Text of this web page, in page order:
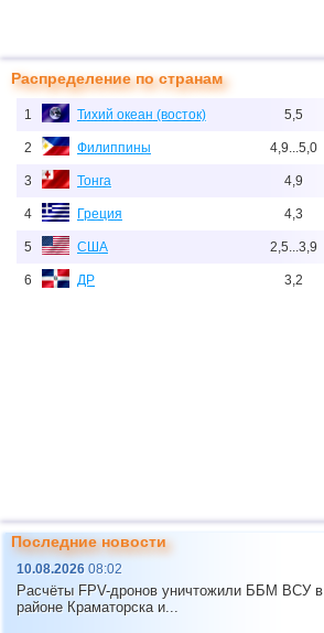
Распределение по странам
1 Тихий океан (восток) 5,5
2 Филиппины 4,9...5,0
3 Тонга 4,9
4 Греция 4,3
5 США 2,5...3,9
6 ДР 3,2
Последние новости
10.08.2026 08:02
Расчёты FPV-дронов уничтожили ББМ ВСУ в
районе Краматорска и...